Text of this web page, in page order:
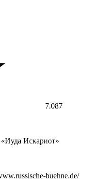
7.087
Искариот»
buehne.de/